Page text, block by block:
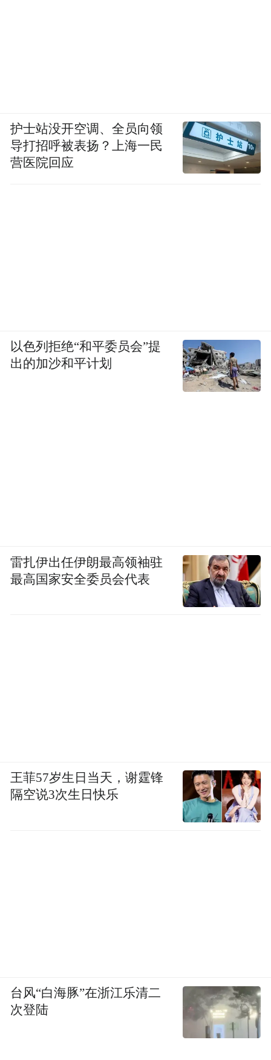
护士站没开空调、全员向领
导打招呼被表扬？上海一民
营医院回应
以色列拒绝“和平委员会”提
出的加沙和平计划
雷扎伊出任伊朗最高领袖驻
最高国家安全委员会代表
王菲57岁生日当天，谢霆锋
隔空说3次生日快乐
台风“白海豚”在浙江乐清二
次登陆